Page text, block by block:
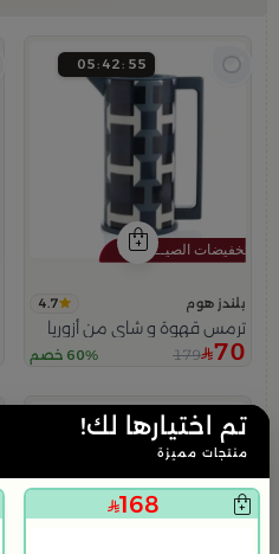
05 42 53
بلندز هوم 4.7
ترمس قهوة و شاي من أزوريا
70
179 60% خصم
تم اختيارها لك!
منتجات مميزة
168